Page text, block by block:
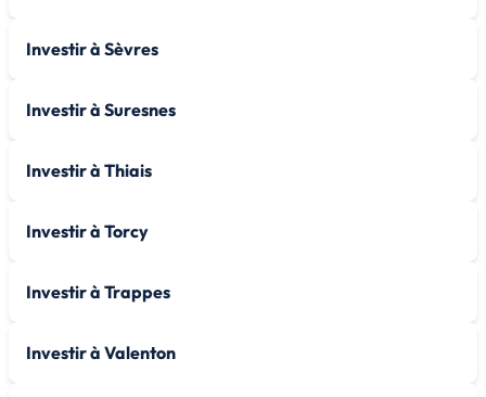
Investir à Sèvres
Investir à Suresnes
Investir à Thiais
Investir à Torcy
Investir à Trappes
Investir à Valenton